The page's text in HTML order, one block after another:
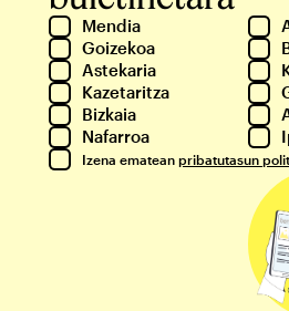
Mendia
Goizekoa
Astekaria
Kazetaritza
Bizkaia
Nafarroa
Izena ematean pribatutasun